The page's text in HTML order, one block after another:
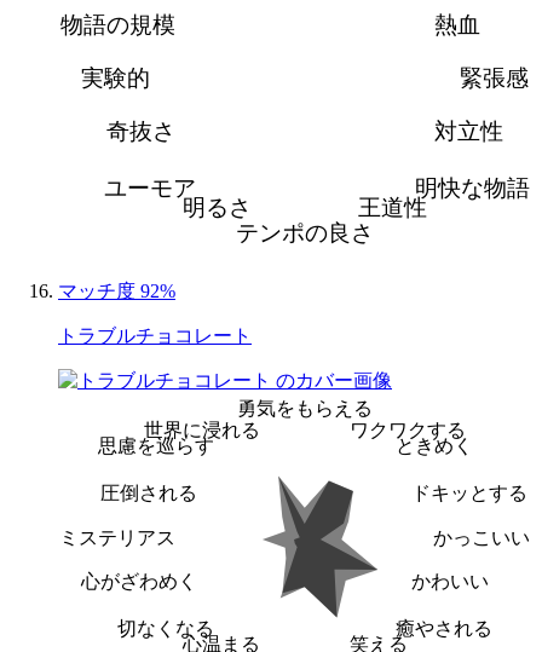
熱血
緊張感
対立性
明快な物語
王道性
テンポの良さ
明るさ
ユーモア
奇抜さ
実験的
物語の規模
マッチ度 92%
トラブルチョコレート
勇気をもらえる
ワクワクする
ときめく
ドキッとする
かっこいい
かわいい
癒やされる
笑える
心温まる
切なくなる
心がざわめく
ミステリアス
圧倒される
思慮を巡らす
世界に浸れる